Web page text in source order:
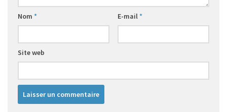
Nom * E-mail*
Site web